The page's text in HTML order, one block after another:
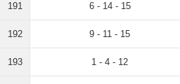
191 6 - 14 - 15
192 9 - 11 - 15
193 1 - 4 - 12